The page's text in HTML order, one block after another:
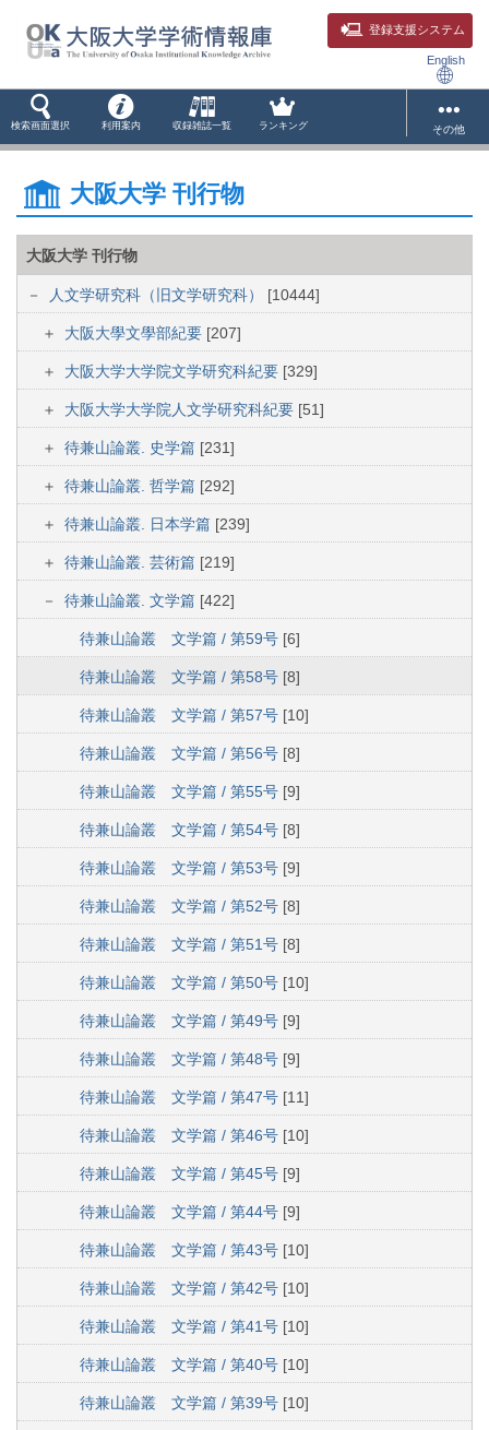
登録支援システム
English
検索画面選択 利用案内 収録雑誌一覧 ランキング その他
大阪大学 刊行物
大阪大学 刊行物
人文学研究科（旧文学研究科） [10444]
大阪大學文學部紀要 [207]
大阪大学大学院文学研究科紀要 [329]
大阪大学大学院人文学研究科紀要 [51]
待兼山論叢. 史学篇 [231]
待兼山論叢. 哲学篇 [292]
待兼山論叢. 日本学篇 [239]
待兼山論叢. 芸術篇 [219]
待兼山論叢. 文学篇 [422]
待兼山論叢 文学篇 / 第59号 [6]
待兼山論叢 文学篇 / 第58号 [8]
待兼山論叢 文学篇 / 第57号 [10]
待兼山論叢 文学篇 / 第56号 [8]
待兼山論叢 文学篇 / 第55号 [9]
待兼山論叢 文学篇 / 第54号 [8]
待兼山論叢 文学篇 / 第53号 [9]
待兼山論叢 文学篇 / 第52号 [8]
待兼山論叢 文学篇 / 第51号 [8]
待兼山論叢 文学篇 / 第50号 [10]
待兼山論叢 文学篇 / 第49号 [9]
待兼山論叢 文学篇 / 第48号 [9]
待兼山論叢 文学篇 / 第47号 [11]
待兼山論叢 文学篇 / 第46号 [10]
待兼山論叢 文学篇 / 第45号 [9]
待兼山論叢 文学篇 / 第44号 [9]
待兼山論叢 文学篇 / 第43号 [10]
待兼山論叢 文学篇 / 第42号 [10]
待兼山論叢 文学篇 / 第41号 [10]
待兼山論叢 文学篇 / 第40号 [10]
待兼山論叢 文学篇 / 第39号 [10]